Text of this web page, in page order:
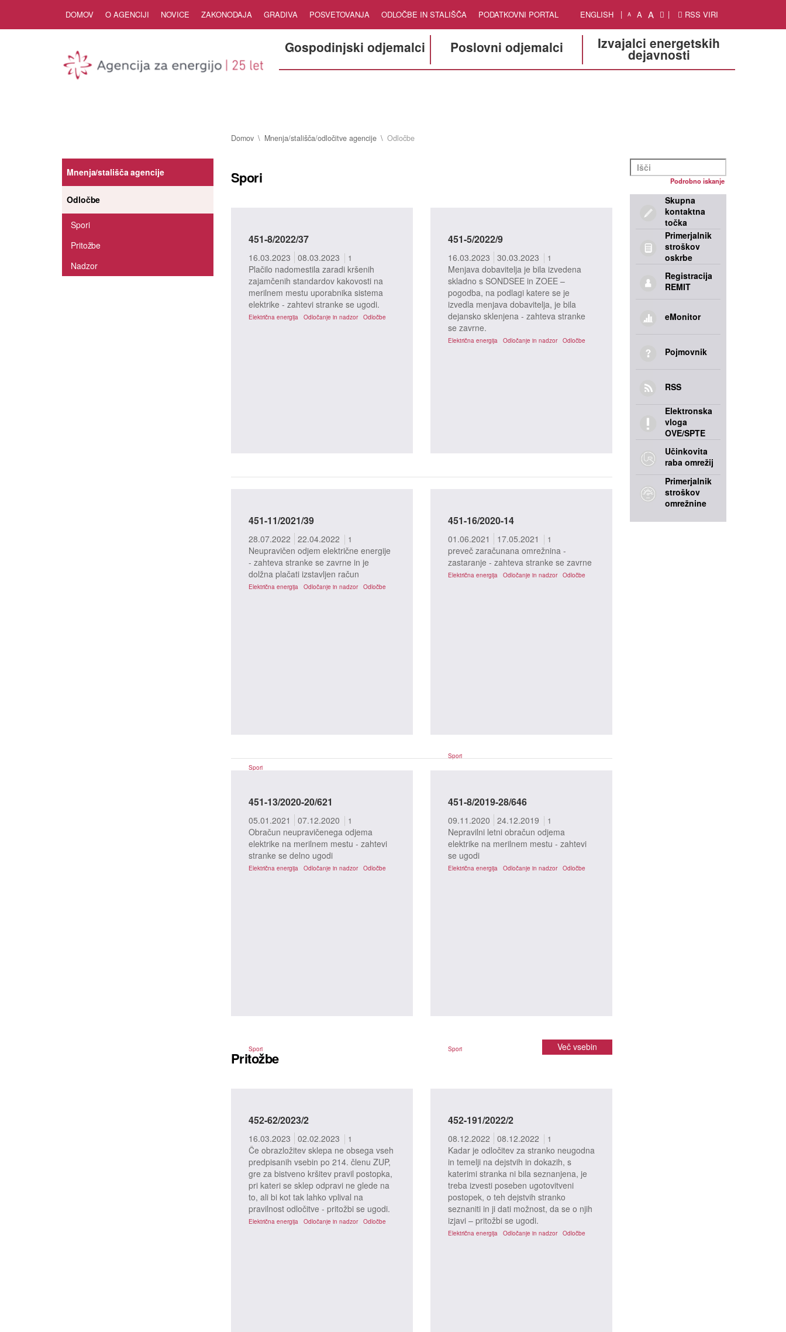
DOMOV O AGENCIJI NOVICE ZAKONODAJA GRADIVA POSVETOVANJA ODLOČBE IN STALIŠČA PODATKOVNI PORTAL ENGLISH A A A RSS VIRI
Gospodinjski odjemalci Poslovni odjemalci Izvajalci energetskih
dejavnosti
Domov Mnenja/stališča/odločitve agencije Odločbe
Mnenja/stališča agencije
Odločbe
Spori
Pritožbe
Nadzor
Spori
451-8/2022/37
16.03.2023 08.03.2023 1
Plačilo nadomestila zaradi kršenih
zajamčenih standardov kakovosti na
merilnem mestu uporabnika sistema
elektrike - zahtevi stranke se ugodi.
Električna energija Odločanje in nadzor Odločbe
451-5/2022/9
16.03.2023 30.03.2023 1
Menjava dobavitelja je bila izvedena
skladno s SONDSEE in ZOEE –
pogodba, na podlagi katere se je
izvedla menjava dobavitelja, je bila
dejansko sklenjena - zahteva stranke
se zavrne.
Električna energija Odločanje in nadzor Odločbe
Spori
451-11/2021/39
28.07.2022 22.04.2022 1
Neupravičen odjem električne energije
- zahteva stranke se zavrne in je
dolžna plačati izstavljen račun
Električna energija Odločanje in nadzor Odločbe
Spori
451-16/2020-14
01.06.2021 17.05.2021 1
preveč zaračunana omrežnina -
zastaranje - zahteva stranke se zavrne
Električna energija Odločanje in nadzor Odločbe
Spori
451-13/2020-20/621
05.01.2021 07.12.2020 1
Obračun neupravičenega odjema
elektrike na merilnem mestu - zahtevi
stranke se delno ugodi
Električna energija Odločanje in nadzor Odločbe
Spori
451-8/2019-28/646
09.11.2020 24.12.2019 1
Nepravilni letni obračun odjema
elektrike na merilnem mestu - zahtevi
se ugodi
Električna energija Odločanje in nadzor Odločbe
Spori Več vsebin
Pritožbe
452-62/2023/2
16.03.2023 02.02.2023 1
Če obrazložitev sklepa ne obsega vseh
predpisanih vsebin po 214. členu ZUP,
gre za bistveno kršitev pravil postopka,
pri kateri se sklep odpravi ne glede na
to, ali bi kot tak lahko vplival na
pravilnost odločitve - pritožbi se ugodi.
Električna energija Odločanje in nadzor Odločbe
452-191/2022/2
08.12.2022 08.12.2022 1
Kadar je odločitev za stranko neugodna
in temelji na dejstvih in dokazih, s
katerimi stranka ni bila seznanjena, je
treba izvesti poseben ugotovitveni
postopek, o teh dejstvih stranko
seznaniti in ji dati možnost, da se o njih
izjavi – pritožbi se ugodi.
Električna energija Odločanje in nadzor Odločbe
Podrobno iskanje
Skupna
kontaktna
točka
Primerjalnik
stroškov
oskrbe
Registracija
REMIT
eMonitor
Pojmovnik
RSS
Elektronska
vloga
OVE/SPTE
Učinkovita
raba omrežij
Primerjalnik
stroškov
omrežnine